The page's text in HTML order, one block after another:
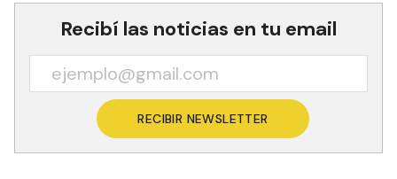
Recibí las noticias en tu email
RECIBIR NEWSLETTER